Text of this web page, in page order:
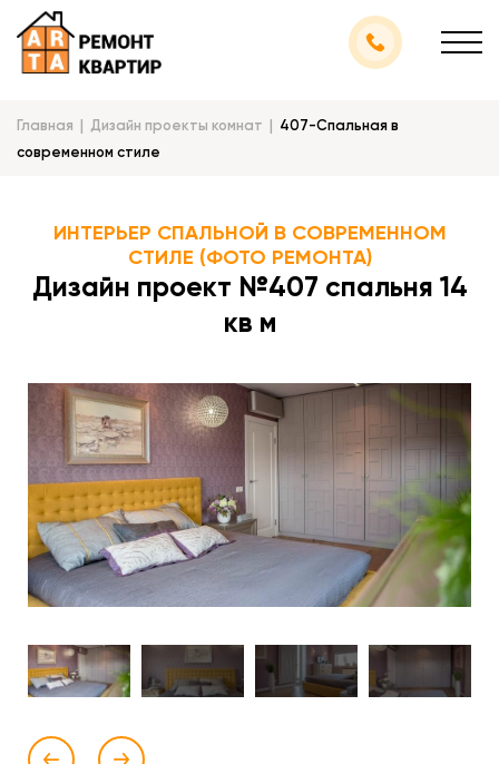
Главная Дизайн проекты комнат
407-Спальная в
современном стиле
ИНТЕРЬЕР СПАЛЬНОЙ В СОВРЕМЕННОМ
СТИЛЕ (ФОТО РЕМОНТА)
Дизайн проект №407 спальня 14
кв м